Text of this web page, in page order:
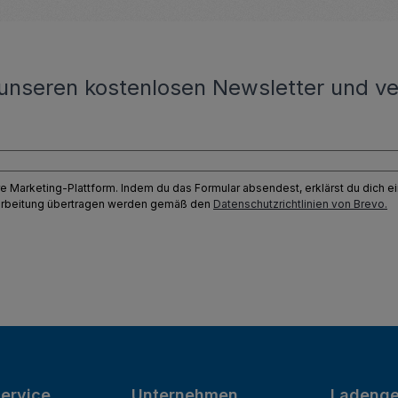
kostenlosen Newsletter und
Marketing-Plattform. Indem du das Formular absendest, erklärst du dich
übertragen werden gemäß den Datenschutzrichtlinien von Brevo.